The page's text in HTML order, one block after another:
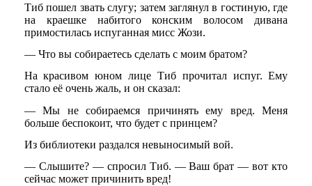
Тиб пошел звать слугу; затем заглянул в гостиную, где
на краешке набитого конским волосом дивана
примостилась испуганная мисс Жози.
— Что вы собираетесь сделать с моим братом?
На красивом юном лице Тиб прочитал испуг. Ему
стало её очень жаль, и он сказал:
— Мы не собираемся причинять ему вред. Меня
больше беспокоит, что будет с принцем?
Из библиотеки раздался невыносимый вой.
— Слышите? — спросил Тиб. — Ваш брат — вот кто
сейчас может причинить вред!